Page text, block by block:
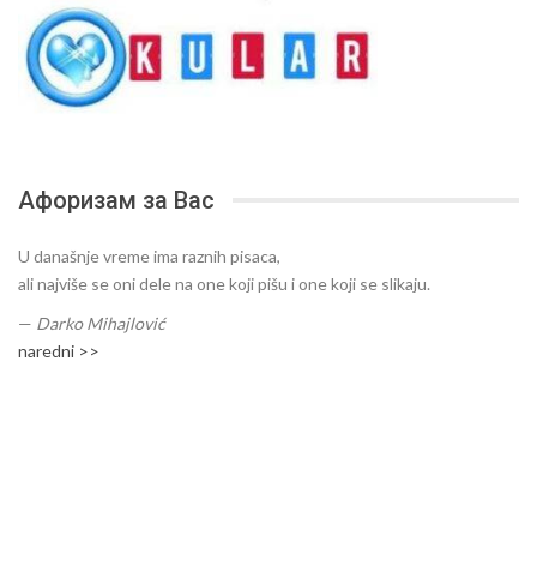
Афоризам за Вас
U današnje vreme ima raznih pisaca,
ali najviše se oni dele na one koji pišu i one koji se slikaju.
— Darko Mihajlović
naredni >>